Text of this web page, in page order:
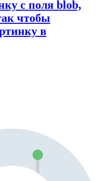
с поля blob,
чтобы
в